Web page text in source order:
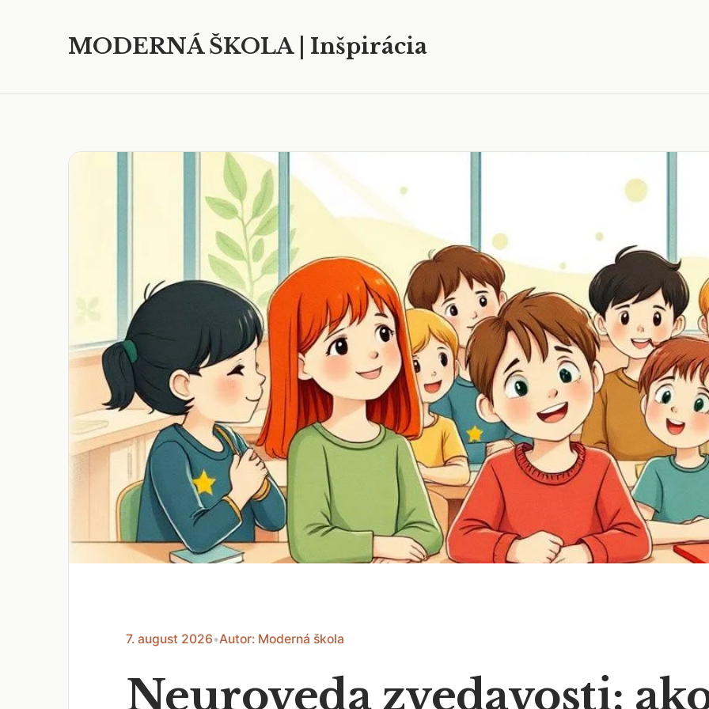
MODERNÁ ŠKOLA | Inšpirácia
7. august 2026•Autor: Moderná škola
Neuroveda zvedavosti: